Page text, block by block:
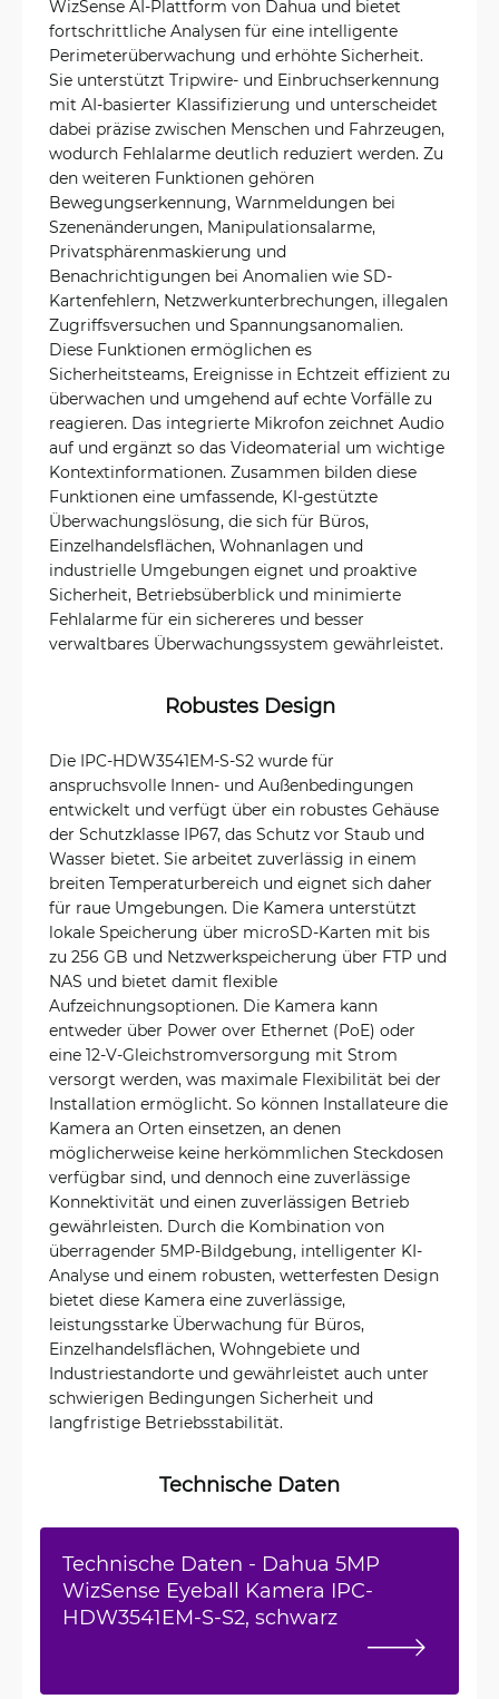
WizSense AI-Plattform von Dahua und bietet
fortschrittliche Analysen für eine intelligente
Perimeterüberwachung und erhöhte Sicherheit.
Sie unterstützt Tripwire- und Einbruchserkennung
mit AI-basierter Klassifizierung und unterscheidet
dabei präzise zwischen Menschen und Fahrzeugen,
wodurch Fehlalarme deutlich reduziert werden. Zu
den weiteren Funktionen gehören
Bewegungserkennung, Warnmeldungen bei
Szenenänderungen, Manipulationsalarme,
Privatsphärenmaskierung und
Benachrichtigungen bei Anomalien wie SD-
Kartenfehlern, Netzwerkunterbrechungen, illegalen
Zugriffsversuchen und Spannungsanomalien.
Diese Funktionen ermöglichen es
Sicherheitsteams, Ereignisse in Echtzeit effizient zu
überwachen und umgehend auf echte Vorfälle zu
reagieren. Das integrierte Mikrofon zeichnet Audio
auf und ergänzt so das Videomaterial um wichtige
Kontextinformationen. Zusammen bilden diese
Funktionen eine umfassende, KI-gestützte
Überwachungslösung, die sich für Büros,
Einzelhandelsflächen, Wohnanlagen und
industrielle Umgebungen eignet und proaktive
Sicherheit, Betriebsüberblick und minimierte
Fehlalarme für ein sichereres und besser
verwaltbares Überwachungssystem gewährleistet.
Robustes Design
Die IPC-HDW3541EM-S-S2 wurde für
anspruchsvolle Innen- und Außenbedingungen
entwickelt und verfügt über ein robustes Gehäuse
der Schutzklasse IP67, das Schutz vor Staub und
Wasser bietet. Sie arbeitet zuverlässig in einem
breiten Temperaturbereich und eignet sich daher
für raue Umgebungen. Die Kamera unterstützt
lokale Speicherung über microSD-Karten mit bis
zu 256 GB und Netzwerkspeicherung über FTP und
NAS und bietet damit flexible
Aufzeichnungsoptionen. Die Kamera kann
entweder über Power over Ethernet (PoE) oder
eine 12-V-Gleichstromversorgung mit Strom
versorgt werden, was maximale Flexibilität bei der
Installation ermöglicht. So können Installateure die
Kamera an Orten einsetzen, an denen
möglicherweise keine herkömmlichen Steckdosen
verfügbar sind, und dennoch eine zuverlässige
Konnektivität und einen zuverlässigen Betrieb
gewährleisten. Durch die Kombination von
überragender 5MP-Bildgebung, intelligenter KI-
Analyse und einem robusten, wetterfesten Design
bietet diese Kamera eine zuverlässige,
leistungsstarke Überwachung für Büros,
Einzelhandelsflächen, Wohngebiete und
Industriestandorte und gewährleistet auch unter
schwierigen Bedingungen Sicherheit und
langfristige Betriebsstabilität.
Technische Daten
Technische Daten - Dahua 5MP
WizSense Eyeball Kamera IPC-
HDW3541EM-S-S2, schwarz